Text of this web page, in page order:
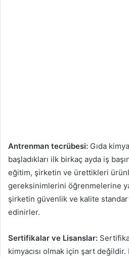
Antrenman tecrübesi: Gıda
başladıkları ilk birkaç ayda iş
eğitim, şirketin ve ürettikleri
gereksinimlerini öğrenmelerine
şirketin güvenlik ve kalite
edinirler.
Sertifikalar ve Lisanslar:
kimyacısı olmak için şart